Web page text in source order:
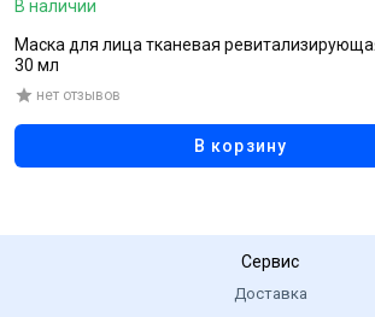
В наличии
Маска для лица тканевая
30 мл
нет отзывов
В корзину
Сервис
Доставка